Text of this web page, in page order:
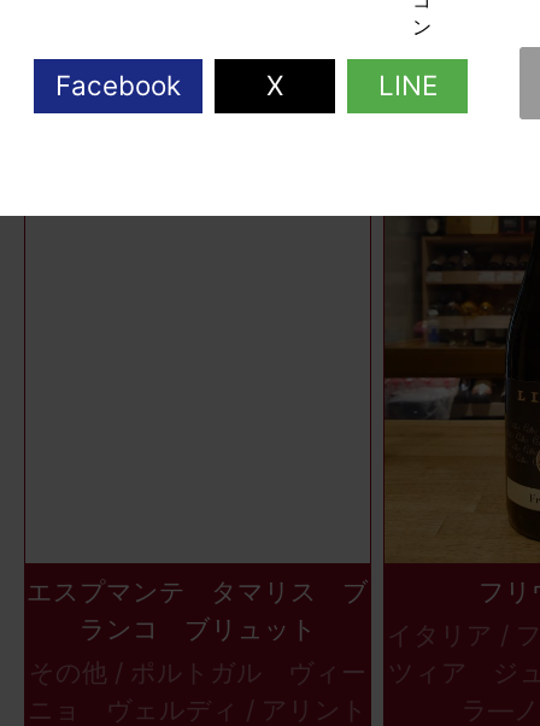
エスプマンテ タマリス ブ
ランコ ブリュット
その他 / ポルトガル ヴィー
ニョ ヴェルディ / アリント
フ
イタリア /
ツィア ジ
ラ―